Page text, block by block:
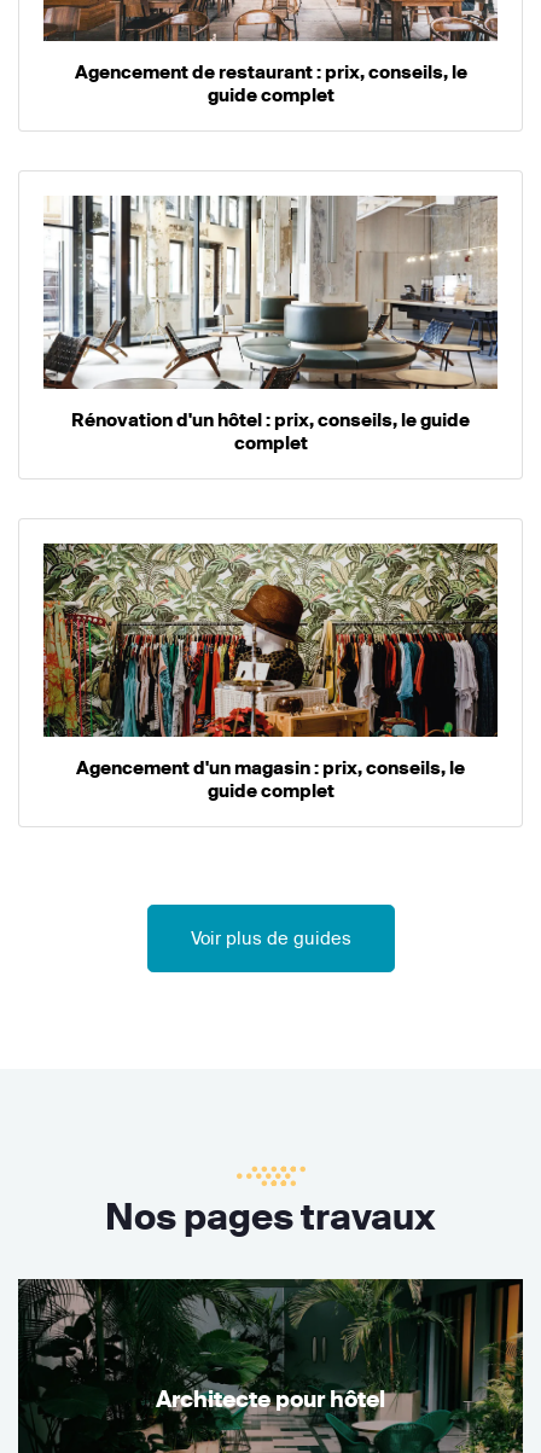
Agencement de restaurant : prix, conseils, le
guide complet
Rénovation d'un hôtel : prix, conseils, le guide
complet
Agencement d'un magasin : prix, conseils, le
guide complet
Voir plus de guides
Nos pages travaux
Architecte pour hôtel